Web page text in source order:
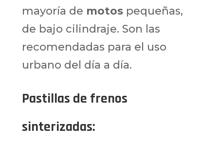
mayoría de motospequeñas,
de bajo cilindraje. Son las
recomendadas para el uso
urbano del día a día.
Pastillas de frenos
sinterizadas: